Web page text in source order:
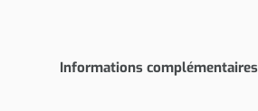
Informations complémentaires